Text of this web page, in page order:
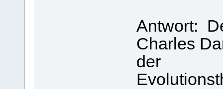
Antwort:
Charles
der